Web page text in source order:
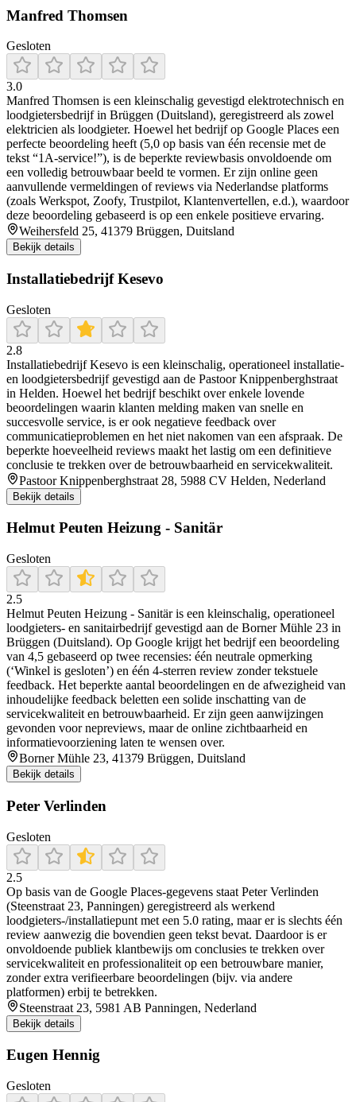
Manfred Thomsen
Gesloten
3.0
Manfred Thomsen is een kleinschalig gevestigd elektrotechnisch en
loodgietersbedrijf in Brüggen (Duitsland), geregistreerd als zowel
elektricien als loodgieter. Hoewel het bedrijf op Google Places een
perfecte beoordeling heeft (5,0 op basis van één recensie met de
tekst “1A‑service!”), is de beperkte reviewbasis onvoldoende om
een volledig betrouwbaar beeld te vormen. Er zijn online geen
aanvullende vermeldingen of reviews via Nederlandse platforms
(zoals Werkspot, Zoofy, Trustpilot, Klantenvertellen, e.d.), waardoor
deze beoordeling gebaseerd is op een enkele positieve ervaring.
Weihersfeld 25, 41379 Brüggen, Duitsland
Bekijk details
Installatiebedrijf Kesevo
Gesloten
2.8
Installatiebedrijf Kesevo is een kleinschalig, operationeel installatie-
en loodgietersbedrijf gevestigd aan de Pastoor Knippenberghstraat
in Helden. Hoewel het bedrijf beschikt over enkele lovende
beoordelingen waarin klanten melding maken van snelle en
succesvolle service, is er ook negatieve feedback over
communicatieproblemen en het niet nakomen van een afspraak. De
beperkte hoeveelheid reviews maakt het lastig om een definitieve
conclusie te trekken over de betrouwbaarheid en servicekwaliteit.
Pastoor Knippenberghstraat 28, 5988 CV Helden, Nederland
Bekijk details
Helmut Peuten Heizung - Sanitär
Gesloten
2.5
Helmut Peuten Heizung ‑ Sanitär is een kleinschalig, operationeel
loodgieters- en sanitairbedrijf gevestigd aan de Borner Mühle 23 in
Brüggen (Duitsland). Op Google krijgt het bedrijf een beoordeling
van 4,5 gebaseerd op twee recensies: één neutrale opmerking
(‘Winkel is gesloten’) en één 4‑sterren review zonder tekstuele
feedback. Het beperkte aantal beoordelingen en de afwezigheid van
inhoudelijke feedback beletten een solide inschatting van de
servicekwaliteit en betrouwbaarheid. Er zijn geen aanwijzingen
gevonden voor nepreviews, maar de online zichtbaarheid en
informatievoorziening laten te wensen over.
Borner Mühle 23, 41379 Brüggen, Duitsland
Bekijk details
Peter Verlinden
Gesloten
2.5
Op basis van de Google Places-gegevens staat Peter Verlinden
(Steenstraat 23, Panningen) geregistreerd als werkend
loodgieters-/installatiepunt met een 5.0 rating, maar er is slechts één
review aanwezig die bovendien geen tekst bevat. Daardoor is er
onvoldoende publiek klantbewijs om conclusies te trekken over
servicekwaliteit en professionaliteit op een betrouwbare manier,
zonder extra verifieerbare beoordelingen (bijv. via andere
platformen) erbij te betrekken.
Steenstraat 23, 5981 AB Panningen, Nederland
Bekijk details
Eugen Hennig
Gesloten